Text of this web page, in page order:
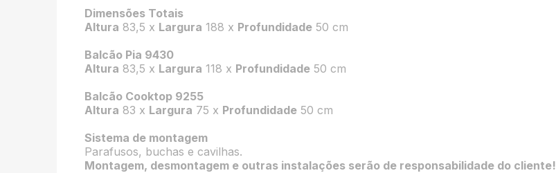
Dimensões Totais
Altura 83,5 x Largura 188 x Profundidade 50 cm
Balcão Pia 9430
Altura 83,5 x Largura 118 x Profundidade 50 cm
Balcão Cooktop 9255
Altura 83 x Largura 75 x Profundidade 50 cm
Sistema de montagem
Parafusos, buchas e cavilhas.
Montagem, desmontagem e outras instalações serão de responsabilidade do cliente!